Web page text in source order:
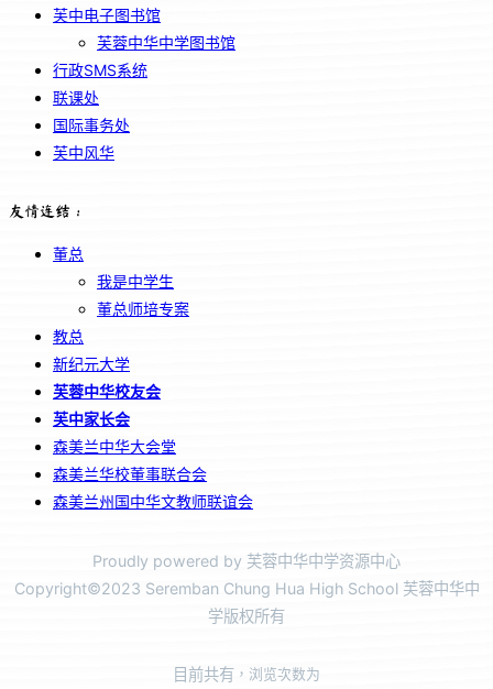
芙中电子图书馆
芙蓉中华中学图书馆
行政SMS系统
联课处
国际事务处
芙中风华
友情连结：
董总
我是中学生
董总师培专案
教总
新纪元大学
芙蓉中华校友会
芙中家长会
森美兰中华大会堂
森美兰华校董事联合会
森美兰州国中华文教师联谊会
Proudly powered by 芙蓉中华中学资源中心
Copyright©2023 Seremban Chung Hua High School 芙蓉中华中
学版权所有
目前共有 ，浏览次数为